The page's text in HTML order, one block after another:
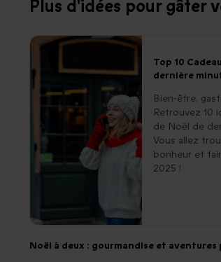
Plus d'idées pour gâter
Top 10
dernière
Bien-être,
Retrouvez 10
de Noël de
Vous allez
bonheur et
2025 !
Noël à deux : gourmandise et aventures